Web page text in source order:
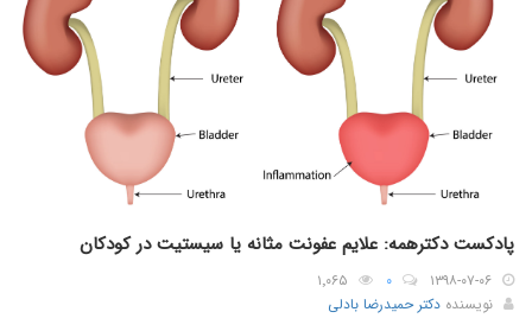
پادکست دکترهمه: علایم عفونت مثانه یا سیستیت در کودکان
۱۳۹۸-۰۷-۰۶ ۰
۱٬۰۶۵
نویسنده دکتر حمیدرضا بادلی